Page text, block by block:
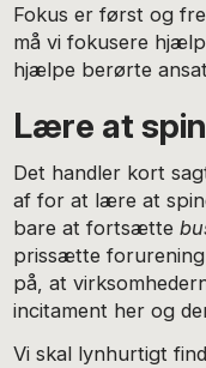
Fokus er først og
må vi fokusere
hjælpe berørte
Lære at
Det handler kort
af for at lære at
bare at fortsætte
prissætte
på, at
incitament her og
Vi skal lynhurtigt